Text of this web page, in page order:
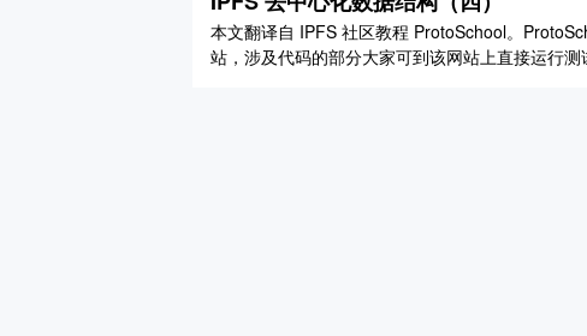
本文翻译自 IPFS 社区教程 ProtoSchool。
站，涉及代码的部分大家可到该网站上直接运行